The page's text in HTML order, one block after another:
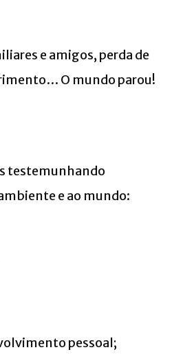
e amigos, perda de
O mundo parou!
testemunhando
e ao mundo:
pessoal;